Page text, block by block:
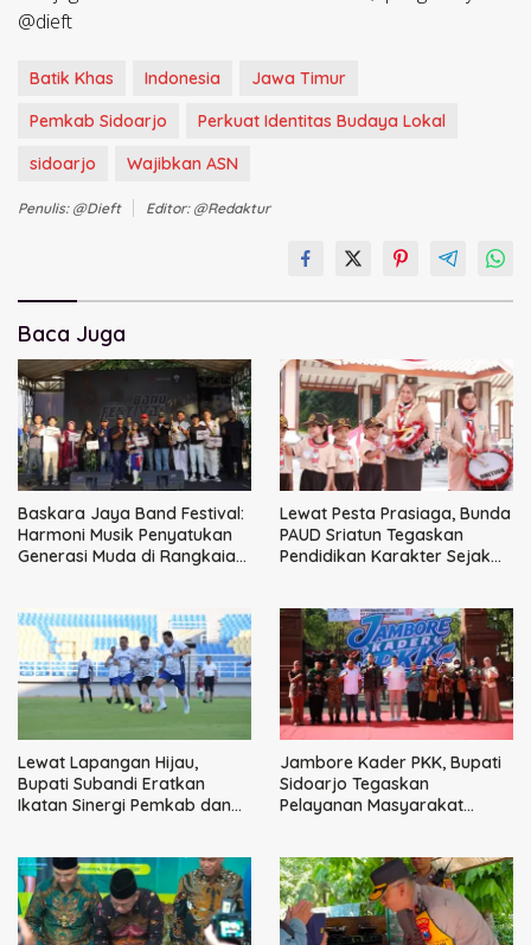
@dieft
Batik Khas Indonesia
Jawa Timur
Pemkab Sidoarjo
Perkuat Identitas Budaya Lokal
sidoarjo
Wajibkan ASN
Penulis: @dieft Editor: @redaktur
Baca Juga
Baskara Jaya Band Festival:
Harmoni Musik Penyatukan
Generasi Muda di Rangkaian
Lewat Pesta Prasiaga, Bunda
PAUD Sriatun Tegaskan
Pendidikan Karakter Sejak
Lewat Lapangan Hijau,
Bupati Subandi Eratkan
Ikatan Sinergi Pemkab dan
Jambore Kader PKK, Bupati
Sidoarjo Tegaskan
Pelayanan Masyarakat